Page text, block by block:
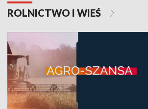
ROLNICTWO I WIEŚ